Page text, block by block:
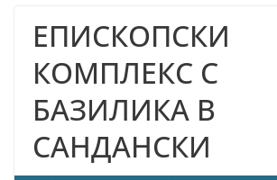
ЕПИСКОПСКИ
КОМПЛЕКС С
БАЗИЛИКА В
САНДАНСКИ